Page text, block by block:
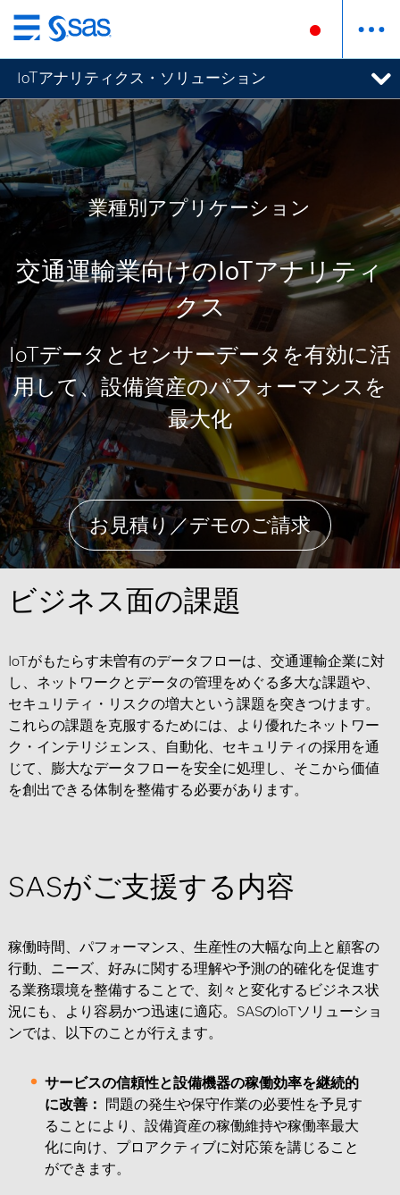
Skip
to
main
content
IoTアナリティクス・ソリューション
業種別アプリケーション
交通運輸業向けのIoTアナリティ
クス
IoTデータとセンサーデータを有効に活
用して、設備資産のパフォーマンスを
最大化
お見積り／デモのご請求
ビジネス面の課題
IoTがもたらす未曽有のデータフローは、交通運輸企業に対
し、ネットワークとデータの管理をめぐる多大な課題や、
セキュリティ・リスクの増大という課題を突きつけます。
これらの課題を克服するためには、より優れたネットワー
ク・インテリジェンス、自動化、セキュリティの採用を通
じて、膨大なデータフローを安全に処理し、そこから価値
を創出できる体制を整備する必要があります。
SASがご支援する内容
稼働時間、パフォーマンス、生産性の大幅な向上と顧客の
行動、ニーズ、好みに関する理解や予測の的確化を促進す
る業務環境を整備することで、刻々と変化するビジネス状
況にも、より容易かつ迅速に適応。SASのIoTソリューショ
ンでは、以下のことが行えます。
サービスの信頼性と設備機器の稼働効率を継続的
に改善： 問題の発生や保守作業の必要性を予見す
ることにより、設備資産の稼働維持や稼働率最大
化に向け、プロアクティブに対応策を講じること
ができます。